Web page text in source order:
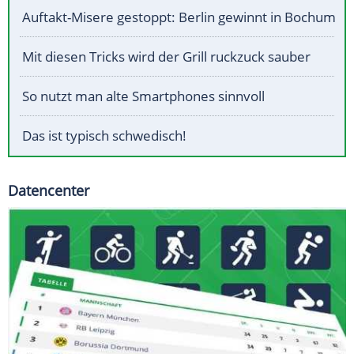
Auftakt-Misere gestoppt: Berlin gewinnt in Bochum
Mit diesen Tricks wird der Grill ruckzuck sauber
So nutzt man alte Smartphones sinnvoll
Das ist typisch schwedisch!
Datencenter